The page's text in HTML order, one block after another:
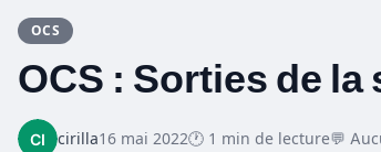
OCS
OCS : Sorties de la
cirilla16 mai 2022🕐 1 min de lecture💬